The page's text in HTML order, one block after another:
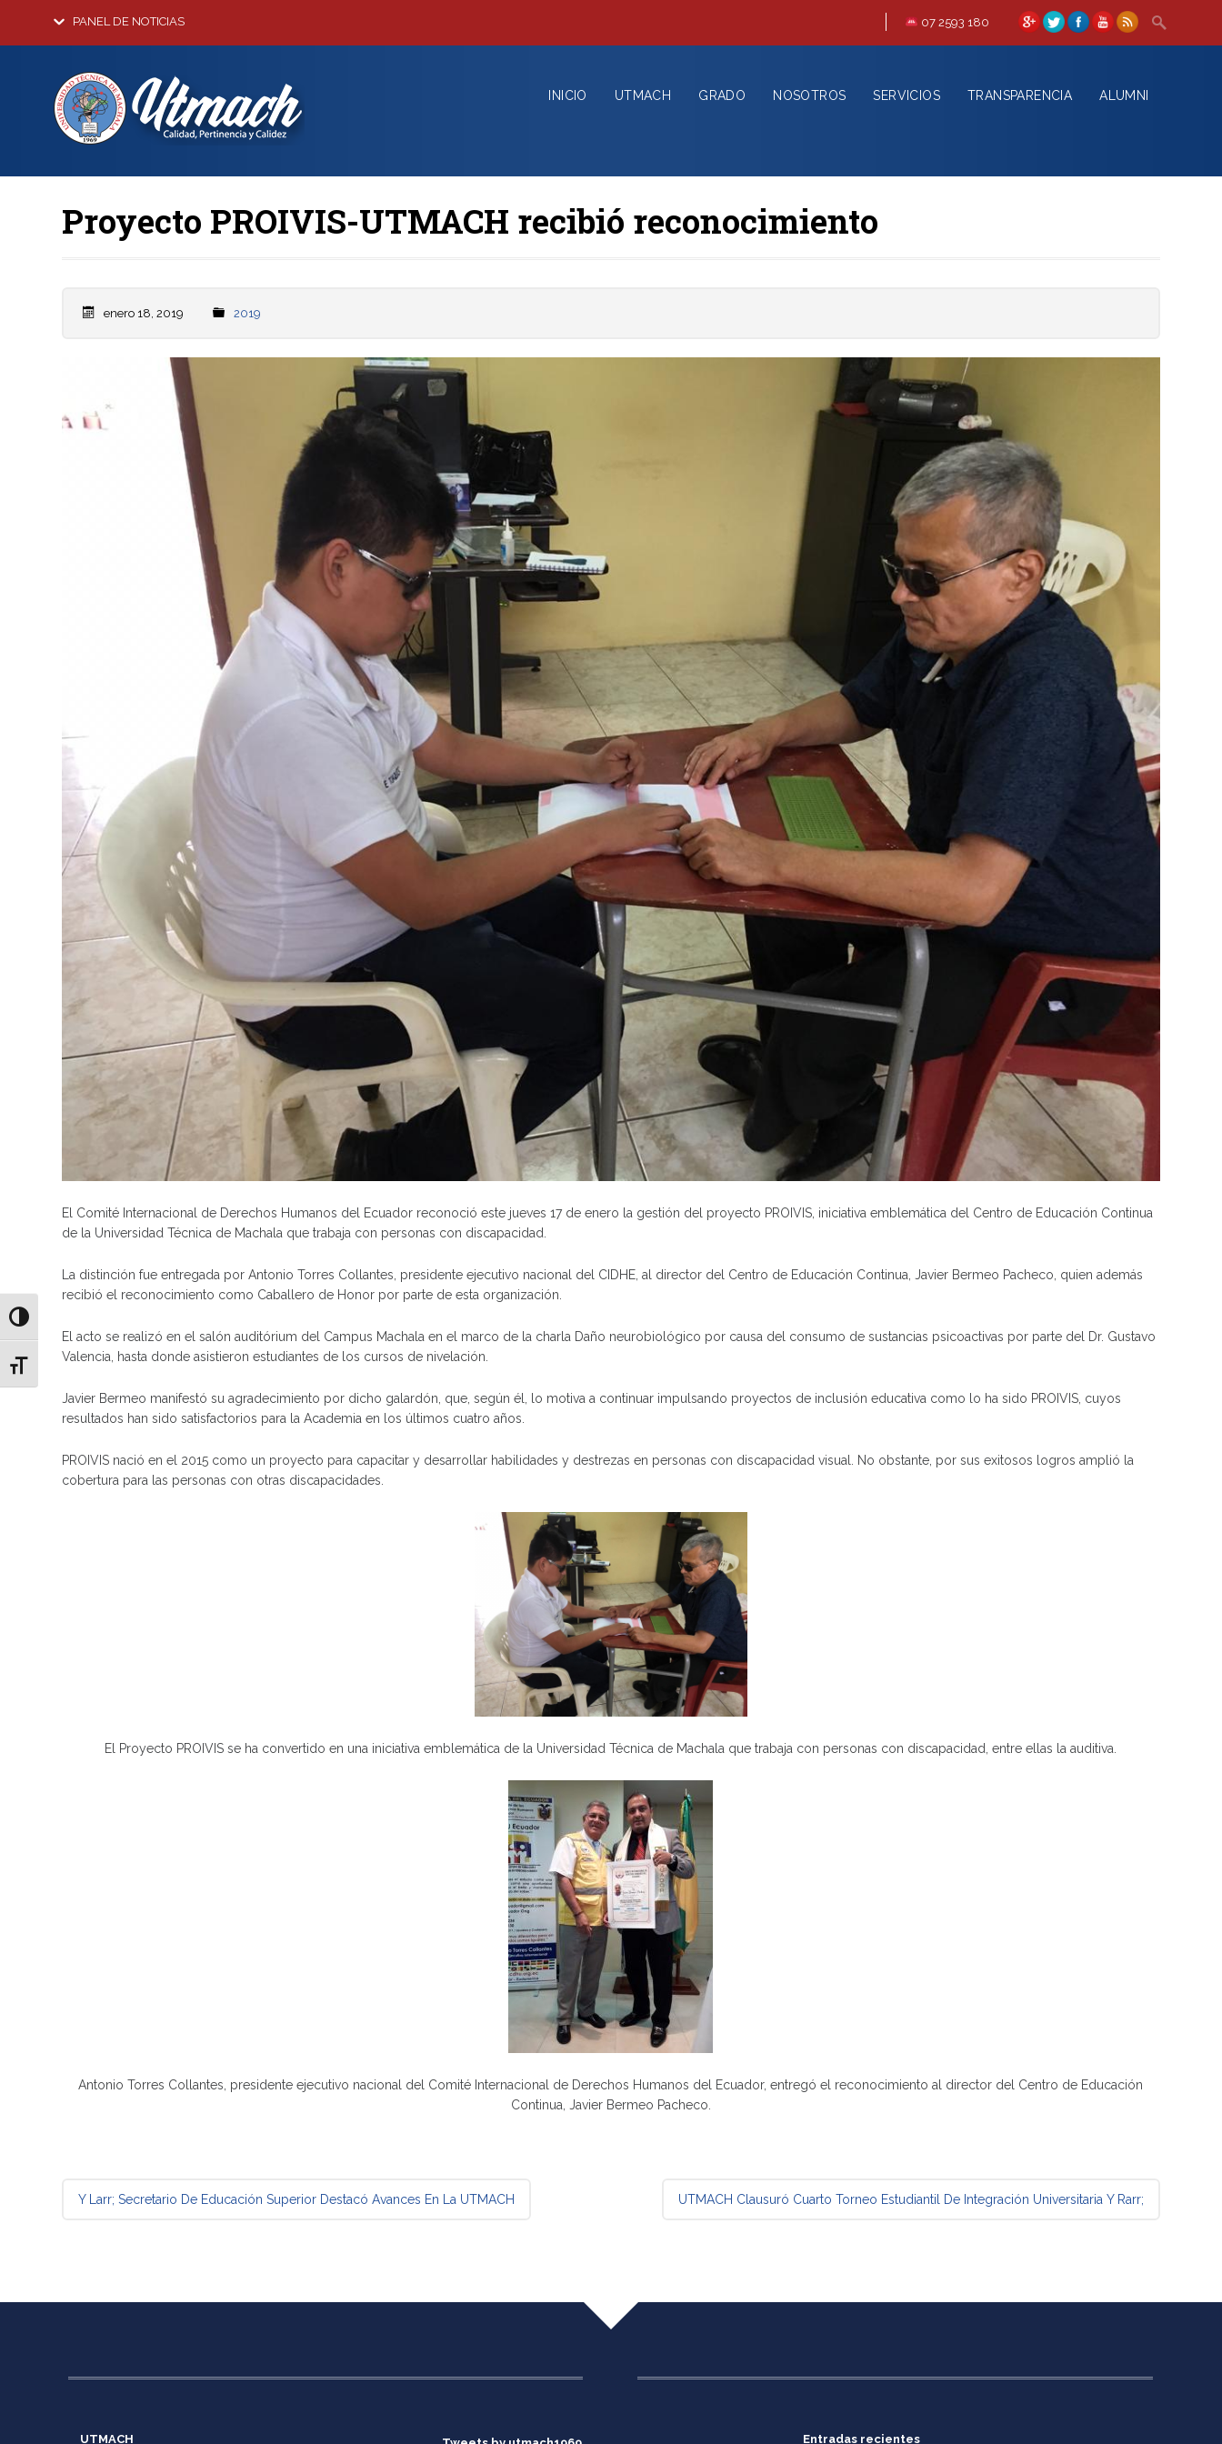
Alternar alto contraste
Alternar tamaño de letra
PANEL DE NOTICIAS 07 2593 180
INICIO UTMACH GRADO NOSOTROS SERVICIOS TRANSPARENCIA ALUMNI
Proyecto PROIVIS-UTMACH recibió reconocimiento
enero 18, 2019 2019
El Comité Internacional de Derechos Humanos del Ecuador reconoció este jueves 17 de enero la gestión del proyecto PROIVIS, iniciativa emblemática del Centro de Educación Continua
de la Universidad Técnica de Machala que trabaja con personas con discapacidad.
La distinción fue entregada por Antonio Torres Collantes, presidente ejecutivo nacional del CIDHE, al director del Centro de Educación Continua, Javier Bermeo Pacheco, quien además
recibió el reconocimiento como Caballero de Honor por parte de esta organización.
El acto se realizó en el salón auditórium del Campus Machala en el marco de la charla Daño neurobiológico por causa del consumo de sustancias psicoactivas por parte del Dr. Gustavo
Valencia, hasta donde asistieron estudiantes de los cursos de nivelación.
Javier Bermeo manifestó su agradecimiento por dicho galardón, que, según él, lo motiva a continuar impulsando proyectos de inclusión educativa como lo ha sido PROIVIS, cuyos
resultados han sido satisfactorios para la Academia en los últimos cuatro años.
PROIVIS nació en el 2015 como un proyecto para capacitar y desarrollar habilidades y destrezas en personas con discapacidad visual. No obstante, por sus exitosos logros amplió la
cobertura para las personas con otras discapacidades.
El Proyecto PROIVIS se ha convertido en una iniciativa emblemática de la Universidad Técnica de Machala que trabaja con personas con discapacidad, entre ellas la auditiva.
Antonio Torres Collantes, presidente ejecutivo nacional del Comité Internacional de Derechos Humanos del Ecuador, entregó el reconocimiento al director del Centro de Educación
Continua, Javier Bermeo Pacheco.
Mensaje de navegación
Y Larr; Secretario De Educación Superior Destacó Avances En La UTMACH UTMACH Clausuró Cuarto Torneo Estudiantil De Integración Universitaria Y Rarr;
UTMACH Entradas recientes